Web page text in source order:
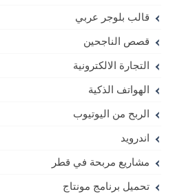
قالب بلوجر عربي
قصص الناجحين
التجارة الالكترونية
الهواتف الذكية
الربح من اليوتيوب
اندرويد
مشاريع مربحة في قطر
تحميل برنامج مونتاج